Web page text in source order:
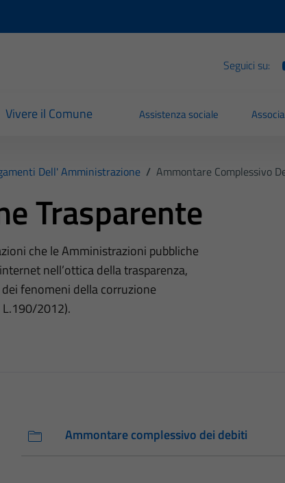
Seguici su:
Vivere il Comune Assistenza sociale
Dell' Amministrazione / Ammontare Complessivo
Trasparente
che le Amministrazioni pubbliche
nell’ottica della trasparenza,
fenomeni della corruzione
2012).
Ammontare complessivo dei debiti